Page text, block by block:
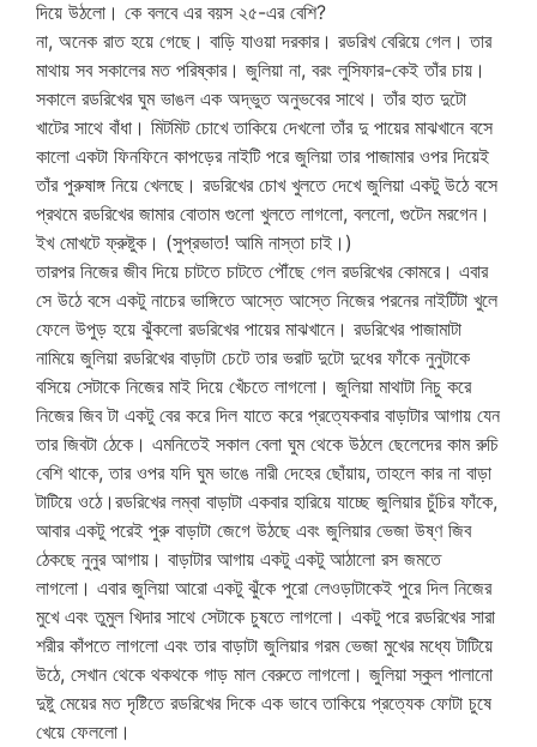
দিয়ে উঠলো। কে বলবে এর বয়স ২৫-এর বেশি?
না, অনেক রাত হয়ে গেছে। বাড়ি যাওয়া দরকার। রডরিখ বেরিয়ে গেল। তার
মাথায় সব সকালের মত পরিষ্কার। জুলিয়া না, বরং লুসিফার-কেই তাঁর চায়।
সকালে রডরিখের ঘুম ভাঙল এক অদ্ভুত অনুভবের সাথে। তাঁর হাত দুটো
খাটের সাথে বাঁধা। মিটমিট চোখে তাকিয়ে দেখলো তাঁর দু পায়ের মাঝখানে বসে
কালো একটা ফিনফিনে কাপড়ের নাইটি পরে জুলিয়া তার পাজামার ওপর দিয়েই
তাঁর পুরুষাঙ্গ নিয়ে খেলছে। রডরিখের চোখ খুলতে দেখে জুলিয়া একটু উঠে বসে
প্রথমে রডরিখের জামার বোতাম গুলো খুলতে লাগলো, বললো, গুটেন মরগেন।
ইখ মোখটে ফ্রুষ্টুক। (সুপ্রভাত! আমি নাস্তা চাই।)
তারপর নিজের জীব দিয়ে চাটতে চাটতে পৌঁছে গেল রডরিখের কোমরে। এবার
সে উঠে বসে একটু নাচের ভাঙ্গিতে আস্তে আস্তে নিজের পরনের নাইটিটা খুলে
ফেলে উপুড় হয়ে ঝুঁকলো রডরিখের পায়ের মাঝখানে। রডরিখের পাজামাটা
নামিয়ে জুলিয়া রডরিখের বাড়াটা চেটে তার ভরাট দুটো দুধের ফাঁকে নুনুটাকে
বসিয়ে সেটাকে নিজের মাই দিয়ে খেঁচতে লাগলো। জুলিয়া মাথাটা নিচু করে
নিজের জিব টা একটু বের করে দিল যাতে করে প্রত্যেকবার বাড়াটার আগায় যেন
তার জিবটা ঠেকে। এমনিতেই সকাল বেলা ঘুম থেকে উঠলে ছেলেদের কাম রুচি
বেশি থাকে, তার ওপর যদি ঘুম ভাঙে নারী দেহের ছোঁয়ায়, তাহলে কার না বাড়া
টাটিয়ে ওঠে।রডরিখের লম্বা বাড়াটা একবার হারিয়ে যাচ্ছে জুলিয়ার চুঁচির ফাঁকে,
আবার একটু পরেই পুরু বাড়াটা জেগে উঠছে এবং জুলিয়ার ভেজা উষ্ণ জিব
ঠেকছে নুনুর আগায়। বাড়াটার আগায় একটু একটু আঠালো রস জমতে
লাগলো। এবার জুলিয়া আরো একটু ঝুঁকে পুরো লেওড়াটাকেই পুরে দিল নিজের
মুখে এবং তুমুল খিদার সাথে সেটাকে চুষতে লাগলো। একটু পরে রডরিখের সারা
শরীর কাঁপতে লাগলো এবং তার বাড়াটা জুলিয়ার গরম ভেজা মুখের মধ্যে টাটিয়ে
উঠে, সেখান থেকে থকথকে গাড় মাল বেরুতে লাগলো। জুলিয়া স্কুল পালানো
দুষ্টু মেয়ের মত দৃষ্টিতে রডরিখের দিকে এক ভাবে তাকিয়ে প্রত্যেক ফোটা চুষে
খেয়ে ফেললো।